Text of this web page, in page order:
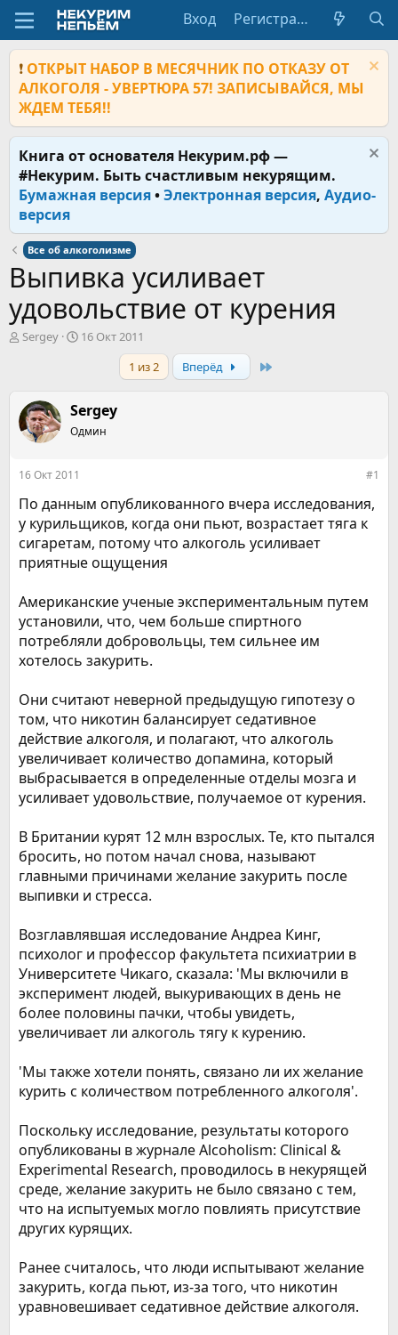
Вход Регистрация
❗ ОТКРЫТ НАБОР В МЕСЯЧНИК ПО ОТКАЗУ ОТ
АЛКОГОЛЯ - УВЕРТЮРА 57! ЗАПИСЫВАЙСЯ, МЫ
ЖДЕМ ТЕБЯ!!
Книга от основателя Некурим.рф —
#Некурим. Быть счастливым некурящим.
Бумажная версия•Электронная версия, Аудио-
версия
Все об алкоголизме
Выпивка усиливает
удовольствие от курения
А
т
е
Sergey
Д
а
ч
16 Окт 2011
1 из 2
Вперёд
Sergey
Одмин
16 Окт 2011 #1
По данным опубликованного вчера исследования,
у курильщиков, когда они пьют, возрастает тяга к
сигаретам, потому что алкоголь усиливает
приятные ощущения
Американские ученые экспериментальным путем
установили, что, чем больше спиртного
потребляли добровольцы, тем сильнее им
хотелось закурить.
Они считают неверной предыдущую гипотезу о
том, что никотин балансирует седативное
действие алкоголя, и полагают, что алкоголь
увеличивает количество допамина, который
выбрасывается в определенные отделы мозга и
усиливает удовольствие, получаемое от курения.
В Британии курят 12 млн взрослых. Те, кто пытался
бросить, но потом начал снова, называют
главными причинами желание закурить после
выпивки и стресса.
Возглавлявшая исследование Андреа Кинг,
психолог и профессор факультета психиатрии в
Университете Чикаго, сказала: 'Мы включили в
эксперимент людей, выкуривающих в день не
более половины пачки, чтобы увидеть,
увеличивает ли алкоголь тягу к курению.
'Мы также хотели понять, связано ли их желание
курить с количеством потребленного алкоголя'.
Поскольку исследование, результаты которого
опубликованы в журнале Alcoholism: Clinical &
Experimental Research, проводилось в некурящей
среде, желание закурить не было связано с тем,
что на испытуемых могло повлиять присутствие
других курящих.
Ранее считалось, что люди испытывают желание
закурить, когда пьют, из-за того, что никотин
уравновешивает седативное действие алкоголя.